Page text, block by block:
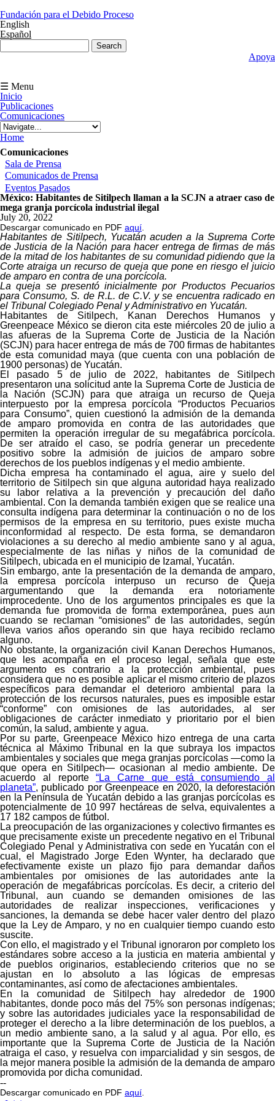
Fundación para el Debido Proceso
English
Español
Apoya
☰ Menu
Inicio
Publicaciones
Comunicaciones
You are here
Home
Comunicaciones
Sala de Prensa
Comunicados de Prensa
Eventos Pasados
México: Habitantes de Sitilpech llaman a la SCJN a atraer caso de
mega granja porcícola industrial ilegal
July 20, 2022
Descargar comunicado en PDF aquí
Habitantes de Sitilpech, Yucatán acuden a la Suprema Corte
de Justicia de la Nación para hacer entrega de firmas de más
de la mitad de los habitantes de su comunidad pidiendo que la
Corte atraiga un recurso de queja que pone en riesgo el juicio
de amparo en contra de una porcícola.
La queja se presentó inicialmente por Productos Pecuarios
para Consumo, S. de R.L. de C.V. y se encuentra radicado en
el Tribunal Colegiado Penal y Administrativo en Yucatán.
Habitantes de Sitilpech, Kanan Derechos Humanos y
Greenpeace México se dieron cita este miércoles 20 de julio a
las afueras de la Suprema Corte de Justicia de la Nación
(SCJN) para hacer entrega de más de 700 firmas de habitantes
de esta comunidad maya (que cuenta con una población de
1900 personas) de Yucatán.
El pasado 5 de julio de 2022, habitantes de Sitilpech
presentaron una solicitud ante la Suprema Corte de Justicia de
la Nación (SCJN) para que atraiga un recurso de Queja
interpuesto por la empresa porcícola “Productos Pecuarios
para Consumo”, quien cuestionó la admisión de la demanda
de amparo promovida en contra de las autoridades que
permiten la operación irregular de su megafábrica porcícola.
De ser atraído el caso, se podría generar un precedente
positivo sobre la admisión de juicios de amparo sobre
derechos de los pueblos indígenas y el medio ambiente.
Dicha empresa ha contaminado el agua, aire y suelo del
territorio de Sitilpech sin que alguna autoridad haya realizado
su labor relativa a la prevención y precaución del daño
ambiental. Con la demanda también exigen que se realice una
consulta indígena para determinar la continuación o no de los
permisos de la empresa en su territorio, pues existe mucha
inconformidad al respecto. De esta forma, se demandaron
violaciones a su derecho al medio ambiente sano y al agua,
especialmente de las niñas y niños de la comunidad de
Sitilpech, ubicada en el municipio de Izamal, Yucatán.
Sin embargo, ante la presentación de la demanda de amparo,
la empresa porcícola interpuso un recurso de Queja
argumentando que la demanda era notoriamente
improcedente. Uno de los argumentos principales es que la
demanda fue promovida de forma extemporánea, pues aun
cuando se reclaman “omisiones” de las autoridades, según
lleva varios años operando sin que haya recibido reclamo
alguno.
No obstante, la organización civil Kanan Derechos Humanos,
que les acompaña en el proceso legal, señala que este
argumento es contrario a la protección ambiental, pues
considera que no es posible aplicar el mismo criterio de plazos
específicos para demandar el deterioro ambiental para la
protección de los recursos naturales, pues es imposible estar
“conforme” con omisiones de las autoridades, al ser
obligaciones de carácter inmediato y prioritario por el bien
común, la salud, ambiente y agua.
Por su parte, Greenpeace México hizo entrega de una carta
técnica al Máximo Tribunal en la que subraya los impactos
ambientales y sociales que mega granjas porcícolas —como la
que opera en Sitilpech— ocasionan al medio ambiente. De
acuerdo al reporte“La Carne que está consumiendo al
planeta”, publicado por Greenpeace en 2020, la deforestación
en la Península de Yucatán debido a las granjas porcícolas es
potencialmente de 10 997 hectáreas de selva, equivalentes a
17 182 campos de fútbol.
La preocupación de las organizaciones y colectivo firmantes es
que precisamente existe un precedente negativo en el Tribunal
Colegiado Penal y Administrativa con sede en Yucatán con el
cual, el Magistrado Jorge Eden Wynter, ha declarado que
efectivamente existe un plazo fijo para demandar daños
ambientales por omisiones de las autoridades ante la
operación de megafábricas porcícolas. Es decir, a criterio del
Tribunal, aun cuando se demanden omisiones de las
autoridades de realizar inspecciones, verificaciones y
sanciones, la demanda se debe hacer valer dentro del plazo
que la Ley de Amparo, y no en cualquier tiempo cuando esto
suscite.
Con ello, el magistrado y el Tribunal ignoraron por completo los
estándares sobre acceso a la justicia en materia ambiental y
de pueblos originarios, estableciendo criterios que no se
ajustan en lo absoluto a las lógicas de empresas
contaminantes, así como de afectaciones ambientales.
En la comunidad de Sitilpech hay alrededor de 1900
habitantes, donde poco más del 75% son personas indígenas;
y sobre las autoridades judiciales yace la responsabilidad de
proteger el derecho a la libre determinación de los pueblos, a
un medio ambiente sano, a la salud y al agua. Por ello, es
importante que la Suprema Corte de Justicia de la Nación
atraiga el caso, y resuelva con imparcialidad y sin sesgos, de
la mejor manera posible la admisión de la demanda de amparo
promovida por dicha comunidad.
--
Descargar comunicado en PDF aquí